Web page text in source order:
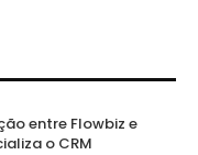
entre Flowbiz e
o CRM